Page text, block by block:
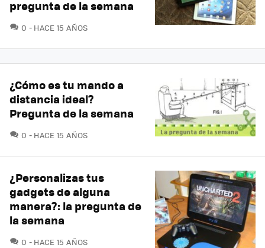
pregunta de la semana
0 COMENTARIOS
HACE 15 AÑOS
¿Cómo es tu mando a
distancia ideal?
Pregunta de la semana
0 COMENTARIOS
HACE 15 AÑOS
¿Personalizas tus
gadgets de alguna
manera?: la pregunta de
la semana
0 COMENTARIOS
HACE 15 AÑOS